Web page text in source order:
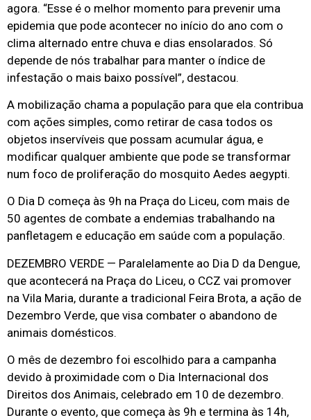
agora. “Esse é o melhor momento para prevenir uma
epidemia que pode acontecer no início do ano com o
clima alternado entre chuva e dias ensolarados. Só
depende de nós trabalhar para manter o índice de
infestação o mais baixo possível”, destacou.
A mobilização chama a população para que ela contribua
com ações simples, como retirar de casa todos os
objetos inservíveis que possam acumular água, e
modificar qualquer ambiente que pode se transformar
num foco de proliferação do mosquito Aedes aegypti.
O Dia D começa às 9h na Praça do Liceu, com mais de
50 agentes de combate a endemias trabalhando na
panfletagem e educação em saúde com a população.
DEZEMBRO VERDE — Paralelamente ao Dia D da Dengue,
que acontecerá na Praça do Liceu, o CCZ vai promover
na Vila Maria, durante a tradicional Feira Brota, a ação de
Dezembro Verde, que visa combater o abandono de
animais domésticos.
O mês de dezembro foi escolhido para a campanha
devido à proximidade com o Dia Internacional dos
Direitos dos Animais, celebrado em 10 de dezembro.
Durante o evento, que começa às 9h e termina às 14h,